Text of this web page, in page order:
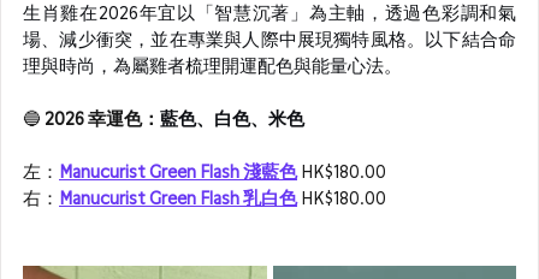
生肖雞在2026年宜以「智慧沉著」為主軸，透過色彩調和氣
場、減少衝突，並在專業與人際中展現獨特風格。以下結合命
理與時尚，為屬雞者梳理開運配色與能量心法。
🔵 2026 幸運色： 藍色、白色、米色
左： Manucurist Green Flash 淺藍色 HK$180.00
右： Manucurist Green Flash 乳白色HK$180.00